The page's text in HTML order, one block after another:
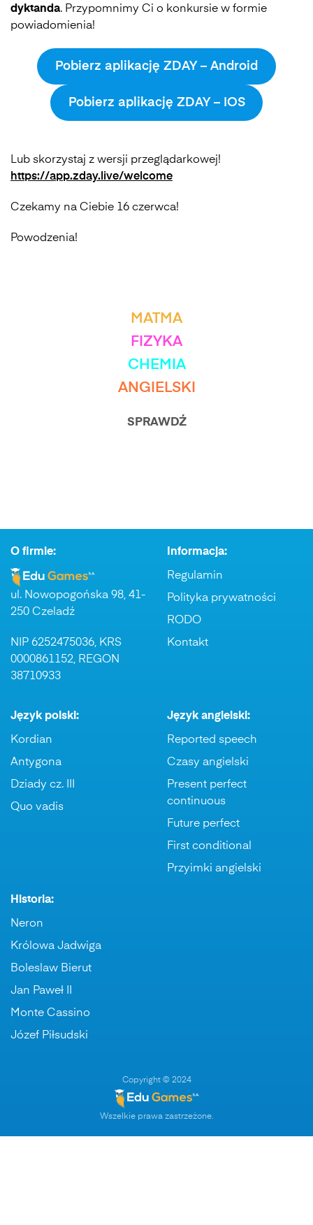
dyktanda. Przypomnimy Ci o konkursie w formie
powiadomienia!
Pobierz aplikację ZDAY – Android
Pobierz aplikację ZDAY – IOS
Lub skorzystaj z wersji przeglądarkowej!
https://app.zday.live/welcome
Czekamy na Ciebie 16 czerwca!
Powodzenia!
MATMA
FIZYKA
CHEMIA
ANGIELSKI
SPRAWDŹ
O firmie:
ul. Nowopogońska 98, 41-
250 Czeladź
NIP 6252475036, KRS
0000861152, REGON
38710933
Informacja:
Regulamin
Polityka prywatności
RODO
Kontakt
Język polski:
Kordian
Antygona
Dziady cz. III
Quo vadis
Język angielski:
Reported speech
Czasy angielski
Present perfect
continuous
Future perfect
First conditional
Przyimki angielski
Historia:
Neron
Królowa Jadwiga
Boleslaw Bierut
Jan Paweł II
Monte Cassino
Józef Piłsudski
Copyright © 2024
Wszelkie prawa zastrzeżone.